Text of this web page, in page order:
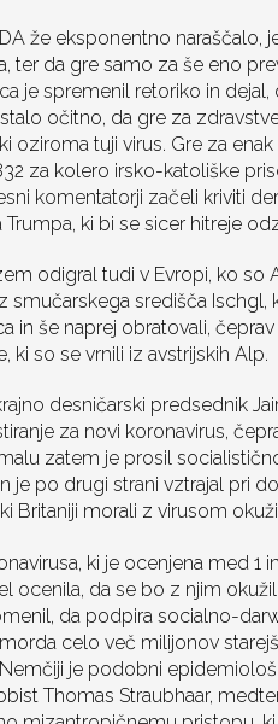
že eksponentno naraščalo,
ter da gre samo za še eno
je spremenil retoriko in
očitno, da gre za
oziroma tuji virus. Gre za
za kolero irsko-katoliške
komentatorji začeli kriviti
ki bi se sicer hitreje
odigral tudi v Evropi, ko so
smučarskega središča Ischgl,
in še naprej obratovali,
ki so se vrnili iz avstrijskih Alp.
desničarski predsednik
za novi koronavirus,
zatem je prosil
je po drugi strani vztrajal pri
Britaniji morali z virusom
ki je ocenjena med 1
ocenila, da se bo z njim
da podpira socialno-
celo več milijonov
je podobni
Thomas Straubhaar,